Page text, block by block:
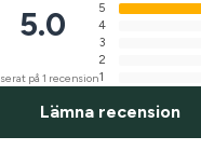
5.0
på 1 recension
5
4
3
2
1
Lämna recension